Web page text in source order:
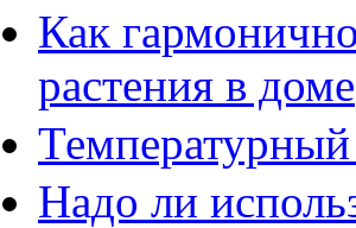
Как
растения в доме
Надо ли